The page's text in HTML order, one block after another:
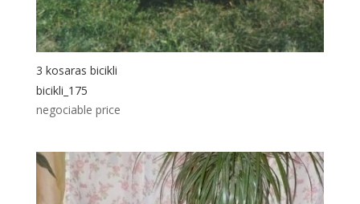
3 kosaras bicikli
bicikli_175
negociable price